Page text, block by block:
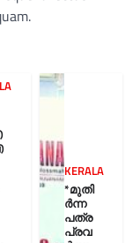
KERALA
*മുതി
ർന്ന
പത്ര
പ്രവ